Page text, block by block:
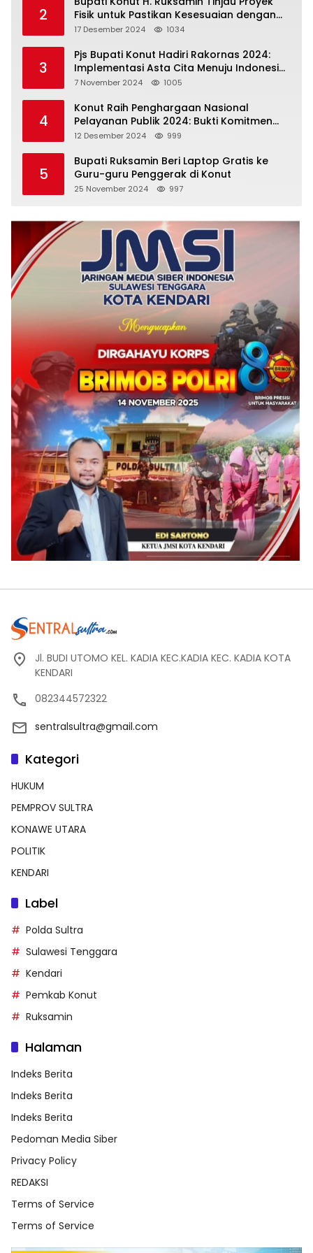
2
Fisik untuk Pastikan Kesesuaian dengan
Perencanaan
17 Desember 2024 1034
3
Pjs Bupati Konut Hadiri Rakornas 2024:
Implementasi Asta Cita Menuju Indonesia
Emas
7 November 2024 1005
4
Konut Raih Penghargaan Nasional
Pelayanan Publik 2024: Bukti Komitmen
Menuju Pelayanan Prima
12 Desember 2024 999
5
Bupati Ruksamin Beri Laptop Gratis ke
Guru-guru Penggerak di Konut
25 November 2024 997
Jl. BUDI UTOMO KEL. KADIA KEC.KADIA KEC. KADIA KOTA
KENDARI
082344572322
sentralsultra@gmail.com
Kategori
HUKUM
PEMPROV SULTRA
KONAWE UTARA
POLITIK
KENDARI
Label
Polda Sultra
Sulawesi Tenggara
Kendari
Pemkab Konut
Ruksamin
Halaman
Indeks Berita
Indeks Berita
Indeks Berita
Pedoman Media Siber
Privacy Policy
REDAKSI
Terms of Service
Terms of Service